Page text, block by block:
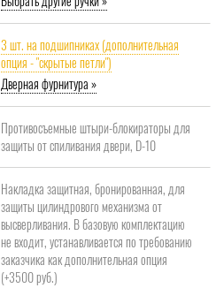
3 шт. на подшипниках (дополнительная
опция - "скрытые петли")
Дверная фурнитура »
Противосъемные штыри-блокираторы для
защиты от спиливания двери, D-10
Накладка защитная, бронированная, для
защиты цилиндрового механизма от
высверливания. В базовую комплектацию
не входит, устанавливается по требованию
заказчика как дополнительная опция
(+3500 руб.)